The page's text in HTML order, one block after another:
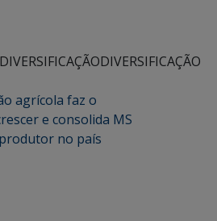
DIVERSIFICAÇÃODIVERSIFICAÇÃO
agrícola faz o
e consolida MS
no país